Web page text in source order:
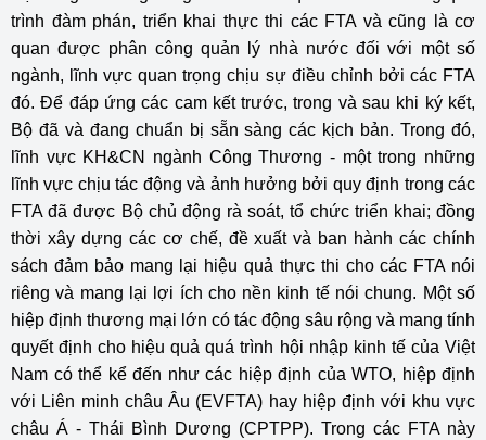
trình đàm phán, triển khai thực thi các FTA và cũng là cơ
quan được phân công quản lý nhà nước đối với một số
ngành, lĩnh vực quan trọng chịu sự điều chỉnh bởi các FTA
đó. Để đáp ứng các cam kết trước, trong và sau khi ký kết,
Bộ đã và đang chuẩn bị sẵn sàng các kịch bản. Trong đó,
lĩnh vực KH&CN ngành Công Thương - một trong những
lĩnh vực chịu tác động và ảnh hưởng bởi quy định trong các
FTA đã được Bộ chủ động rà soát, tổ chức triển khai; đồng
thời xây dựng các cơ chế, đề xuất và ban hành các chính
sách đảm bảo mang lại hiệu quả thực thi cho các FTA nói
riêng và mang lại lợi ích cho nền kinh tế nói chung. Một số
hiệp định thương mại lớn có tác động sâu rộng và mang tính
quyết định cho hiệu quả quá trình hội nhập kinh tế của Việt
Nam có thể kể đến như các hiệp định của WTO, hiệp định
với Liên minh châu Âu (EVFTA) hay hiệp định với khu vực
châu Á - Thái Bình Dương (CPTPP). Trong các FTA này